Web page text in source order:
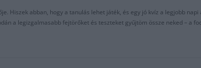
Hiszek abban, hogy a tanulás lehet játék, és egy jó kvíz a legjobb
a legizgalmasabb fejtörőket és teszteket gyűjtöm össze neked – a